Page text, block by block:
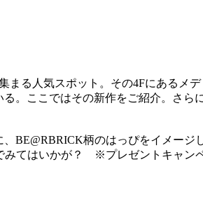
る人気スポット。その4Fにあるメ
。ここではその新作をご紹介。さら
BE@RBRICK柄のはっぴをイメージ
みてはいかが？ ※プレゼントキャン